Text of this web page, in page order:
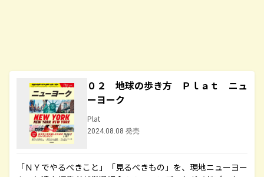
０２ 地球の歩き方 Ｐｌａｔ ニュ
ーヨーク
Plat
2024.08.08 発売
「ＮＹでやるべきこと」「見るべきもの」を、現地ニューヨー